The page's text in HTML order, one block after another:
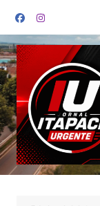
para
o
conteúdo